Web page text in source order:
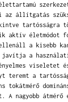
állítgatás
tartósságra
aktív életmódot
a kisebb
a használati
teremt a
tokátmérő
nagyobb átmérő